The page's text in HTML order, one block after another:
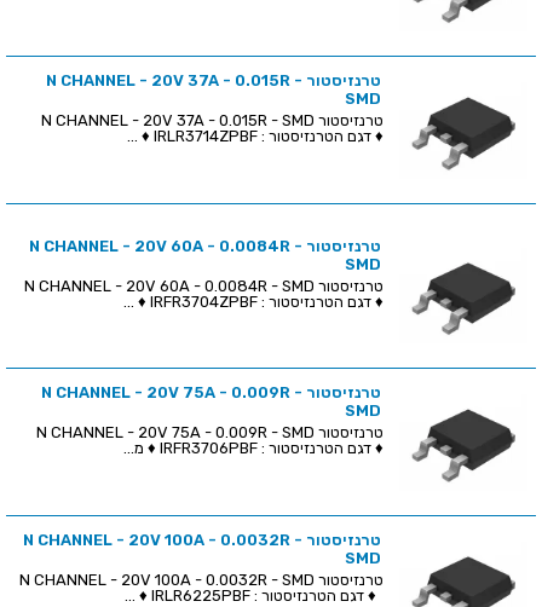
טרנזיסטור N CHANNEL - 20V 37A - 0.015R -
SMD
♦ דגם הטרנזיסטור : IRLR3714ZPBF ♦ ...
טרנזיסטור N CHANNEL - 20V 60A - 0.0084R -
SMD
♦ דגם הטרנזיסטור : IRFR3704ZPBF ♦ ...
טרנזיסטור N CHANNEL - 20V 75A - 0.009R -
SMD
♦ דגם הטרנזיסטור : IRFR3706PBF ♦ מ...
טרנזיסטור N CHANNEL - 20V 100A - 0.0032R -
SMD
טרנזיסטור N CHANNEL - 20V 100A - 0.0032R - SMD
♦ דגם הטרנזיסטור : IRLR6225PBF ♦ ...